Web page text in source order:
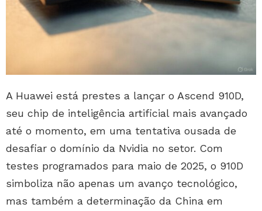
A Huawei está prestes a lançar o Ascend 910D,
seu chip de inteligência artificial mais avançado
até o momento, em uma tentativa ousada de
desafiar o domínio da Nvidia no setor. Com
testes programados para maio de 2025, o 910D
simboliza não apenas um avanço tecnológico,
mas também a determinação da China em